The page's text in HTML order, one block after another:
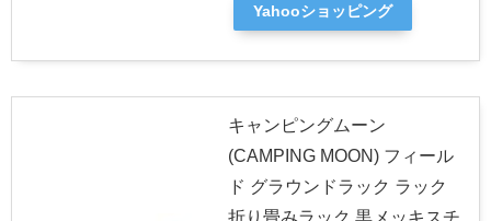
Yahooショッピング
キャンピングムーン
(CAMPING MOON) フィール
ド グラウンドラック ラック
折り畳みラック 黒メッキスチ